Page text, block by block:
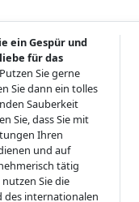
ein Gespür und
für das
Putzen Sie gerne
Sie dann ein tolles
Sauberkeit
Sie, dass Sie mit
Ihren
und auf
tätig
Sie die
des internationalen